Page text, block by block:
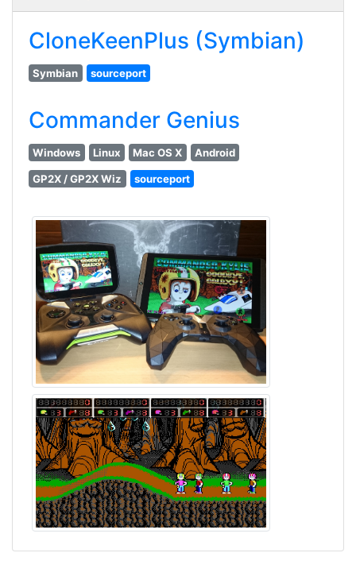
CloneKeenPlus (Symbian)
Symbian sourceport
Commander Genius
Windows Linux Mac OS X Android
GP2X / GP2X Wiz sourceport